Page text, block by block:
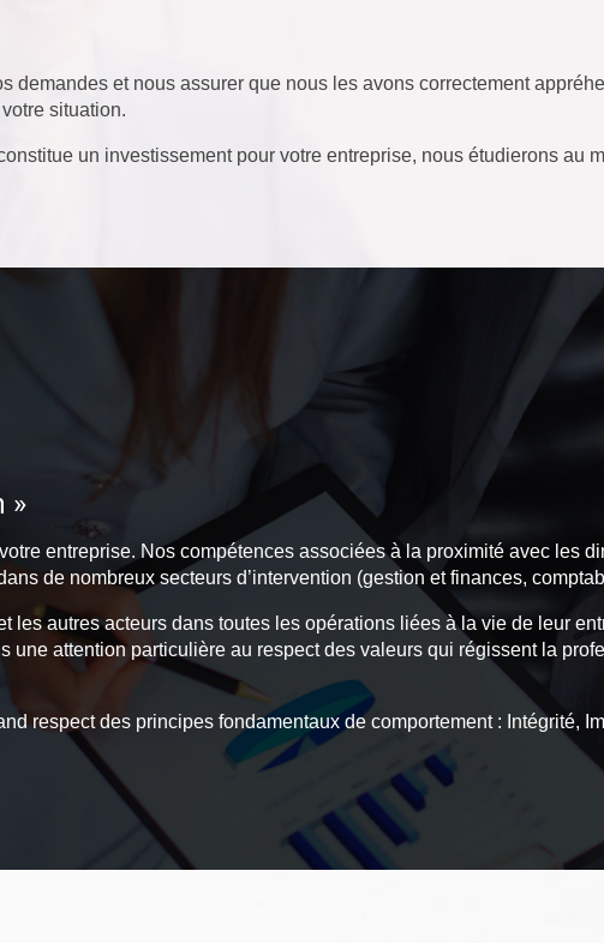
demandes et nous assurer que nous les avons correctement
situation.
un investissement pour votre entreprise, nous étudierons au
»
entreprise. Nos compétences associées à la proximité avec les
de nombreux secteurs d’intervention (gestion et finances,
les autres acteurs dans toutes les opérations liées à la vie de leur
une attention particulière au respect des valeurs qui régissent la
respect des principes fondamentaux de comportement : Intégrité,